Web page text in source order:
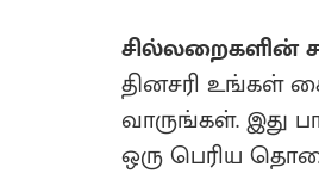
சில்லறைகளின்
​தினசரி உங்கள்
வாருங்கள். இது
ஒரு பெரிய